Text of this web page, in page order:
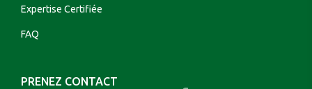
Expertise Certifiée
FAQ
PRENEZ CONTACT